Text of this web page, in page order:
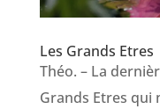
Les Grands Etres
Théo. – La
Grands Etres qui